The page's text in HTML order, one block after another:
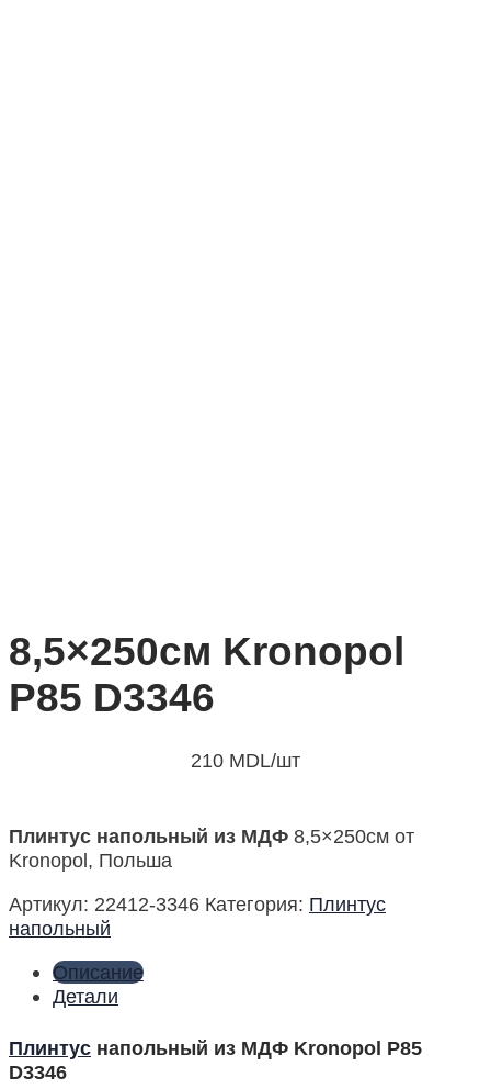
8,5×250см Kronopol
P85 D3346
210 MDL/шт
Плинтус напольный из МДФ 8,5×250см от
Kronopol, Польша
Артикул: 22412-3346 Категория: Плинтус
напольный
Описание
Детали
Плинтус напольный из МДФ Kronopol P85
D3346